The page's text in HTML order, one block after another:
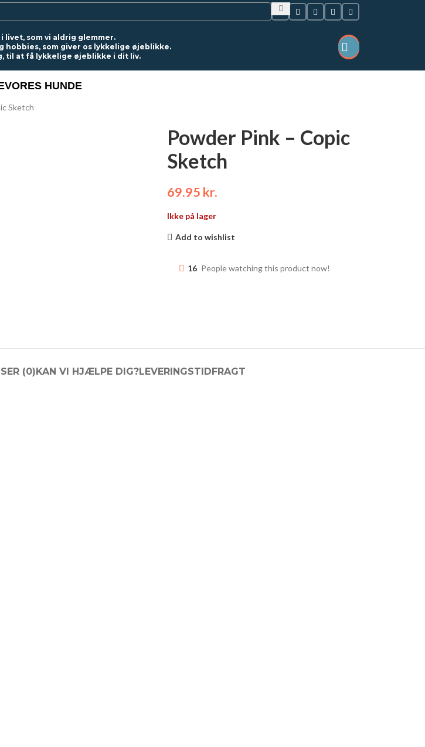
livet, som vi aldrig glemmer.
hobbies, som giver os lykkelige øjeblikke.
til at få lykkelige øjeblikke i dit liv.
VORES HUNDE
Sketch
Powder Pink – Copic
Sketch
69.95 kr.
Ikke på lager
Add to wishlist
16 People watching this product now!
(0) KAN VI HJÆLPE DIG?LEVERINGSTID FRAGT